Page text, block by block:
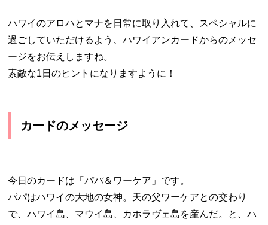
ハワイのアロハとマナを日常に取り入れて、スペシャルに
過ごしていただけるよう、ハワイアンカードからのメッセ
ージをお伝えしますね。
素敵な1日のヒントになりますように！
カードのメッセージ
今日のカードは「パパ＆ワーケア」です。
パパはハワイの大地の女神。天の父ワーケアとの交わり
で、ハワイ島、マウイ島、カホラヴェ島を産んだ。と、ハ